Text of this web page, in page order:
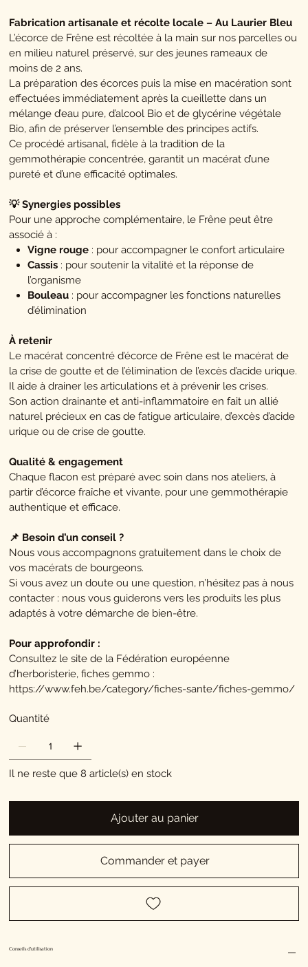
Fabrication artisanale et récolte locale – Au Laurier Bleu
L’écorce de Frêne est récoltée à la main sur nos parcelles ou
en milieu naturel préservé, sur des jeunes rameaux de
moins de 2 ans.
La préparation des écorces puis la mise en macération sont
effectuées immédiatement après la cueillette dans un
mélange d’eau pure, d’alcool Bio et de glycérine végétale
Bio, afin de préserver l’ensemble des principes actifs.
Ce procédé artisanal, fidèle à la tradition de la
gemmothérapie concentrée, garantit un macérat d’une
pureté et d’une efficacité optimales.
💡 Synergies possibles
Pour une approche complémentaire, le Frêne peut être
associé à :
Vigne rouge : pour accompagner le confort articulaire
Cassis : pour soutenir la vitalité et la réponse de
l’organisme
Bouleau : pour accompagner les fonctions naturelles
d’élimination
À retenir
Le macérat concentré d’écorce de Frêne est le macérat de
la crise de goutte et de l’élimination de l’excès d’acide urique.
Il aide à drainer les articulations et à prévenir les crises.
Son action drainante et anti-inflammatoire en fait un allié
naturel précieux en cas de fatigue articulaire, d’excès d’acide
urique ou de crise de goutte.
Qualité & engagement
Chaque flacon est préparé avec soin dans nos ateliers, à
partir d’écorce fraîche et vivante, pour une gemmothérapie
authentique et efficace.
📌 Besoin d’un conseil ?
Nous vous accompagnons gratuitement dans le choix de
vos macérats de bourgeons.
Si vous avez un doute ou une question, n’hésitez pas à nous
contacter : nous vous guiderons vers les produits les plus
adaptés à votre démarche de bien-être.
Pour approfondir :
Consultez le site de la Fédération européenne
d’herboristerie, fiches gemmo :
https://www.feh.be/category/fiches-sante/fiches-gemmo/
Quantité
Il ne reste que 8 article(s) en stock
Ajouter au panier
Commander et payer
Conseils d'utilisation